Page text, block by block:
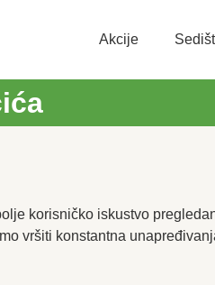
Akcije
korisničko iskustvo
vršiti konstantna